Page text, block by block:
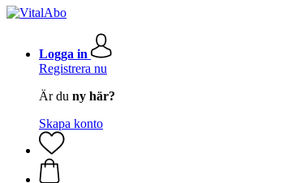
Logga in
Registrera nu
Är du ny här?
Skapa konto